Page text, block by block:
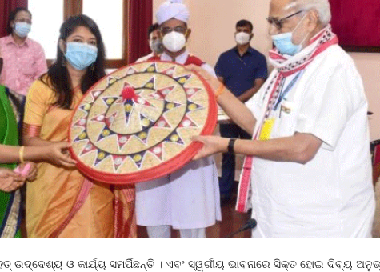
ଉଦ୍ଦେଶ୍ୟ ଓ କାର୍ଯ୍ୟ ସମର୍ପିଛନ୍ତି । ଏବଂ ସ୍ୱର୍ଗୀୟ ଭାବନାରେ ସିକ୍ତ ହୋଇ ଦିବ୍ୟ